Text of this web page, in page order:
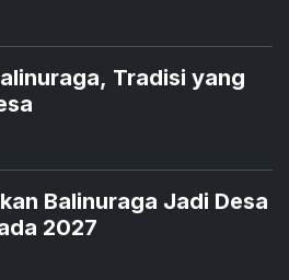
Tradisi yang
Balinuraga Jadi Desa
2027